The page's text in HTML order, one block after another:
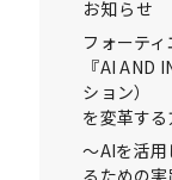
フォーテ
『AI AND
ション）
を変革す
～AIを活
るための
お知らせ